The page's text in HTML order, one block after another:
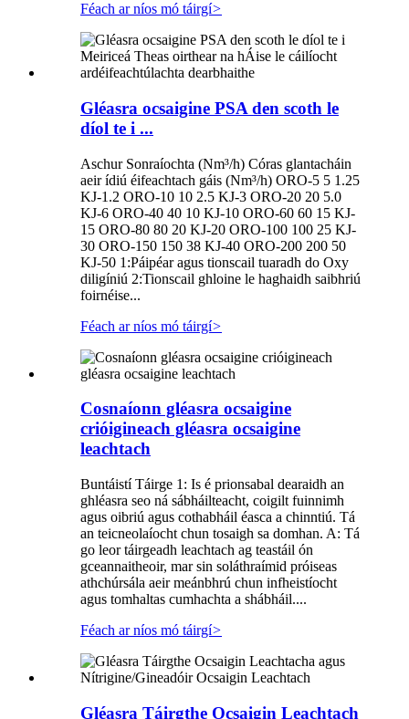
Féach ar níos mó táirgí>
Gléasra ocsaigine PSA den scoth le
díol te i ...
Aschur Sonraíochta (Nm³/h) Córas glantacháin
aeir ídiú éifeachtach gáis (Nm³/h) ORO-5 5 1.25
KJ-1.2 ORO-10 10 2.5 KJ-3 ORO-20 20 5.0
KJ-6 ORO-40 40 10 KJ-10 ORO-60 60 15 KJ-
15 ORO-80 80 20 KJ-20 ORO-100 100 25 KJ-
30 ORO-150 150 38 KJ-40 ORO-200 200 50
KJ-50 1:Páipéar agus tionscail tuaradh do Oxy
diligíniú 2:Tionscail ghloine le haghaidh saibhriú
foirnéise...
Féach ar níos mó táirgí>
Cosnaíonn gléasra ocsaigine
crióigineach gléasra ocsaigine
leachtach
Buntáistí Táirge 1: Is é prionsabal dearaidh an
ghléasra seo ná sábháilteacht, coigilt fuinnimh
agus oibriú agus cothabháil éasca a chinntiú. Tá
an teicneolaíocht chun tosaigh sa domhan. A: Tá
go leor táirgeadh leachtach ag teastáil ón
gceannaitheoir, mar sin soláthraímid próiseas
athchúrsála aeir meánbhrú chun infheistíocht
agus tomhaltas cumhachta a shábháil....
Féach ar níos mó táirgí>
Gléasra Táirgthe Ocsaigin Leachtach